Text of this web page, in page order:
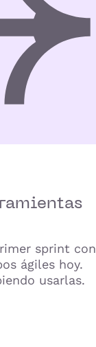
sprint con
ágiles hoy.
usarlas.